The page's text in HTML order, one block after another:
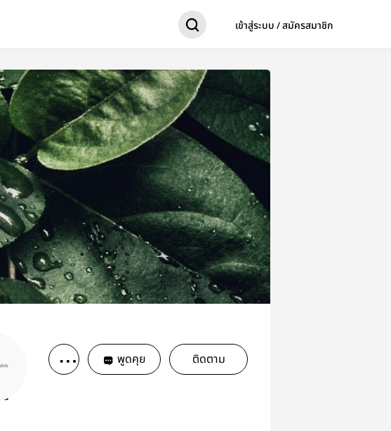
เข้าสู่ระบบ / สมัครสมาชิก
พูดคุย ติดตาม
คน